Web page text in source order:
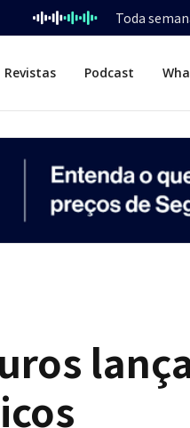
Toda
Revistas Podcast